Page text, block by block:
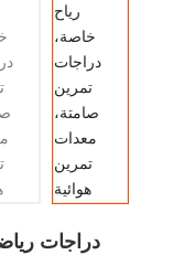
دراجات